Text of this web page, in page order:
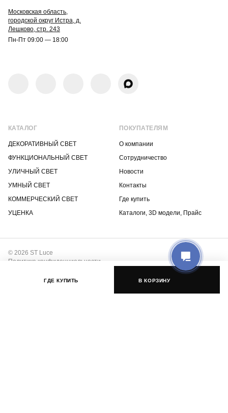
ГДЕ КУПИТЬ В КОРЗИНУ
Московская область,
городской округ Истра, д.
Лешково, стр. 243
Пн-Пт 09:00 — 18:00
КАТАЛОГ
ДЕКОРАТИВНЫЙ СВЕТ
ФУНКЦИОНАЛЬНЫЙ СВЕТ
УЛИЧНЫЙ СВЕТ
УМНЫЙ СВЕТ
КОММЕРЧЕСКИЙ СВЕТ
УЦЕНКА
ПОКУПАТЕЛЯМ
О компании
Сотрудничество
Новости
Контакты
Где купить
Каталоги, 3D модели, Прайс
© 2026 ST Luce
Политика конфиденциальности
Разработка сайта –ДзенДизайн